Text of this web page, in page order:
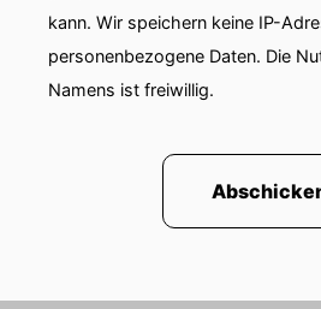
kann. Wir speichern keine IP-
personenbezogene Daten. Die
Namens ist freiwillig.